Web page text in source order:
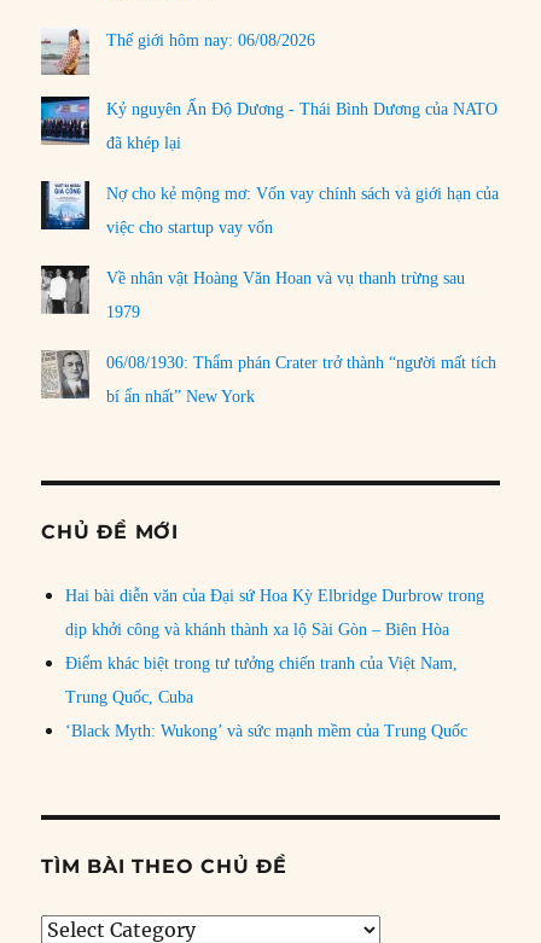
Thế giới hôm nay: 06/08/2026
Kỷ nguyên Ấn Độ Dương - Thái Bình Dương của NATO
đã khép lại
Nợ cho kẻ mộng mơ: Vốn vay chính sách và giới hạn của
việc cho startup vay vốn
Về nhân vật Hoàng Văn Hoan và vụ thanh trừng sau
1979
06/08/1930: Thẩm phán Crater trở thành “người mất tích
bí ẩn nhất” New York
CHỦ ĐỀ MỚI
Hai bài diễn văn của Đại sứ Hoa Kỳ Elbridge Durbrow trong
dịp khởi công và khánh thành xa lộ Sài Gòn – Biên Hòa
Điểm khác biệt trong tư tưởng chiến tranh của Việt Nam,
Trung Quốc, Cuba
‘Black Myth: Wukong’ và sức mạnh mềm của Trung Quốc
TÌM BÀI THEO CHỦ ĐỀ
Tìm